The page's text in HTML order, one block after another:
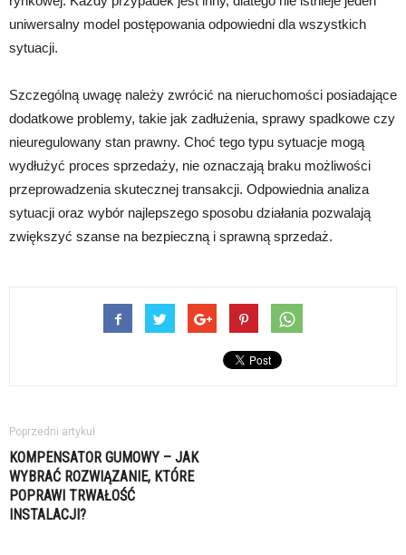
uniwersalny model postępowania odpowiedni dla wszystkich
sytuacji.
Szczególną uwagę należy zwrócić na nieruchomości posiadające
dodatkowe problemy, takie jak zadłużenia, sprawy spadkowe czy
nieuregulowany stan prawny. Choć tego typu sytuacje mogą
wydłużyć proces sprzedaży, nie oznaczają braku możliwości
przeprowadzenia skutecznej transakcji. Odpowiednia analiza
sytuacji oraz wybór najlepszego sposobu działania pozwalają
zwiększyć szanse na bezpieczną i sprawną sprzedaż.
Poprzedni artykuł
KOMPENSATOR GUMOWY – JAK
WYBRAĆ ROZWIĄZANIE, KTÓRE
POPRAWI TRWAŁOŚĆ
INSTALACJI?